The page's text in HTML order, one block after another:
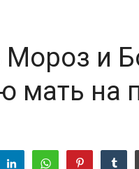
Мороз и
мать на